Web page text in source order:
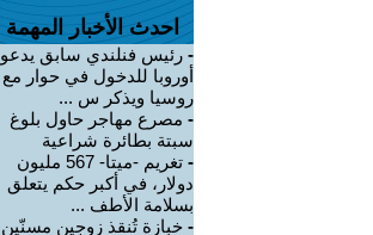
احدث الأخبار المهمة
- رئيس فنلندي سابق يدعو
أوروبا للدخول في حوار مع
روسيا ويذكر س ...
- مصرع مهاجر حاول بلوغ
سبتة بطائرة شراعية
-
تغريم -ميتا- 567 مليون
دولار، في أكبر حكم يتعلق
بسلامة الأطف ...
- خبازة تُنقذ زوجين مسنّين